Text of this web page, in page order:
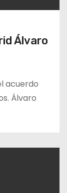
Álvaro
acuerdo
Álvaro